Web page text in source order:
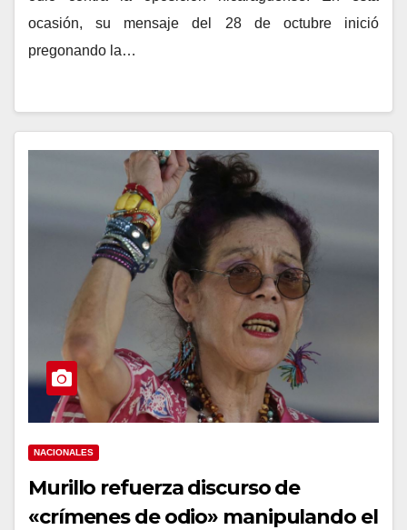
ocasión, su mensaje del 28 de octubre inició
pregonando la…
NACIONALES
Murillo refuerza discurso de
«crímenes de odio» manipulando el